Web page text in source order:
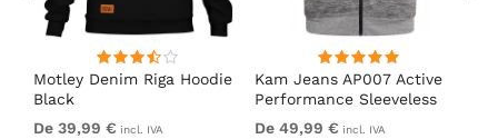
Motley Denim Riga Hoodie
Black
De 39,99 € incl. IVA
Kam Jeans AP007 Active
Performance Sleeveless
Hoody Grey
De 49,99 € incl. IVA